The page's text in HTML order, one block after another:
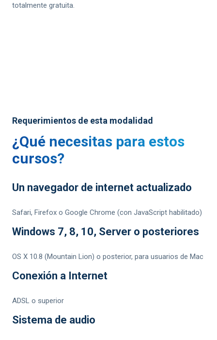
totalmente gratuita.
Requerimientos de esta modalidad
¿Qué necesitas para estos
cursos?
Un navegador de internet actualizado
Safari, Firefox o Google Chrome (con JavaScript habilitado)
Windows 7, 8, 10, Server o posteriores
OS X 10.8 (Mountain Lion) o posterior, para usuarios de Mac
Conexión a Internet
ADSL o superior
Sistema de audio